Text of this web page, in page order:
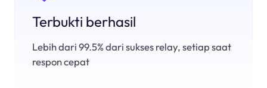
Terbukti berhasil
Lebih dari 99.5% dari sukses relay, setiap saat
respon cepat